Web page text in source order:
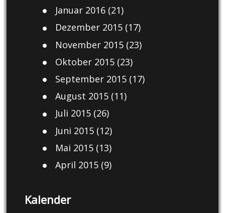
Januar 2016(21)
Dezember 2015(17)
November 2015(23)
Oktober 2015(23)
September 2015(17)
August 2015(11)
Juli 2015(26)
Juni 2015(12)
Mai 2015(13)
April 2015(9)
Kalender